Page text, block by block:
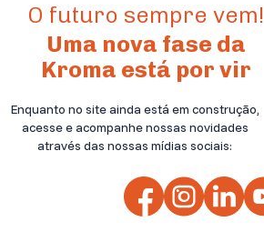
O futuro sempre vem!
Uma nova fase da
Kroma está por vir
Enquanto no site ainda está em construção,
acesse e acompanhe nossas novidades
através das nossas mídias sociais: